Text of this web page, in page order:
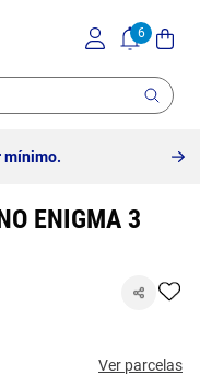
mínimo.
ENIGMA 3
Ver parcelas